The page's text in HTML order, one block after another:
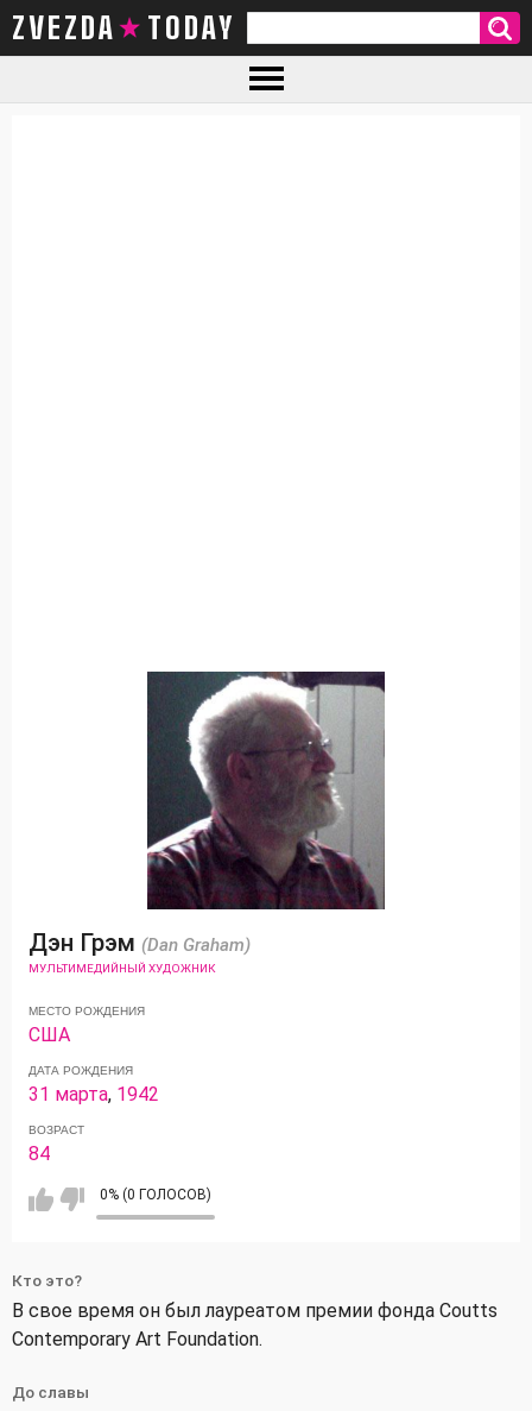
ZVEZDA TODAY
Дэн Грэм (Dan Graham)
МУЛЬТИМЕДИЙНЫЙ ХУДОЖНИК
МЕСТО РОЖДЕНИЯ
США
ДАТА РОЖДЕНИЯ
31 марта, 1942
ВОЗРАСТ
84
0% (0 ГОЛОСОВ)
Кто это?
В свое время он был лауреатом премии фонда Coutts
Contemporary Art Foundation.
До славы